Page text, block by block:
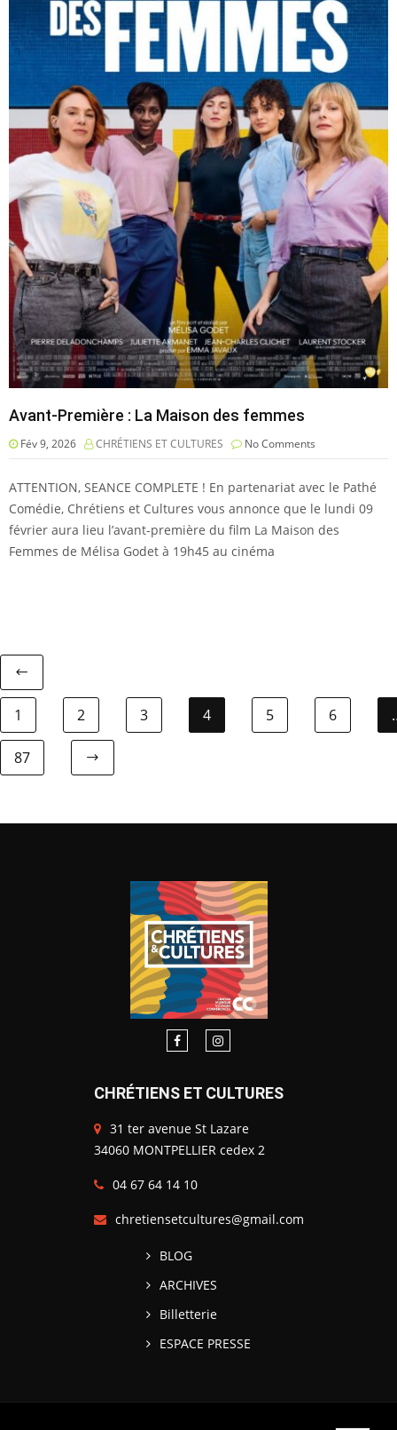
Avant-Première : La Maison des femmes
Fév 9, 2026 CHRÉTIENS ET CULTURES No Comments
ATTENTION, SEANCE COMPLETE ! En partenariat avec le Pathé
Comédie, Chrétiens et Cultures vous annonce que le lundi 09
février aura lieu l’avant-première du film La Maison des
Femmes de Mélisa Godet à 19h45 au cinéma
1 2 3 4 5 6
87
CHRÉTIENS ET CULTURES
31 ter avenue St Lazare
34060 MONTPELLIER cedex 2
04 67 64 14 10
chretiensetcultures@gmail.com
BLOG
ARCHIVES
Billetterie
ESPACE PRESSE